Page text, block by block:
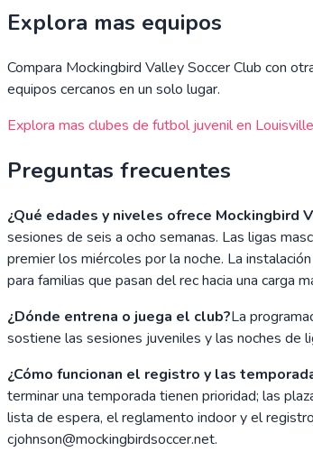
Explora mas equipos
Compara Mockingbird Valley Soccer Club con
equipos cercanos en un solo lugar.
Explora mas clubes de futbol juvenil en Louisville
Preguntas frecuentes
¿Qué edades y niveles ofrece Mockingbird
sesiones de seis a ocho semanas. Las ligas
premier los miércoles por la noche. La
para familias que pasan del rec hacia una carga
¿Dónde entrena o juega el club?La
sostiene las sesiones juveniles y las noches de
¿Cómo funcionan el registro y las
terminar una temporada tienen prioridad; las
lista de espera, el reglamento indoor y el
cjohnson@mockingbirdsoccer.net.